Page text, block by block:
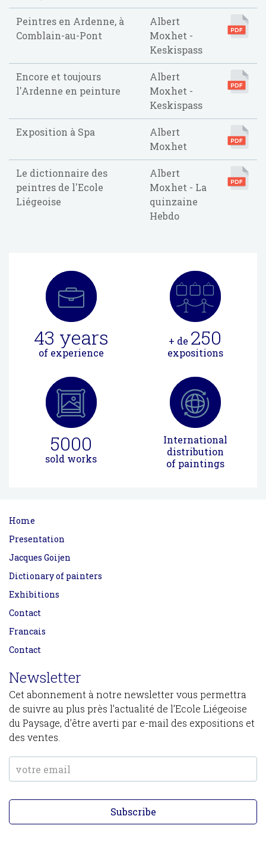
Peintres en Ardenne, à
Comblain-au-Pont
Albert
Moxhet -
Keskispass
Encore et toujours
l'Ardenne en peinture
Albert
Moxhet -
Keskispass
Exposition à Spa
Albert
Moxhet
Le dictionnaire des
peintres de l'Ecole
Liégeoise
Albert
Moxhet - La
quinzaine
Hebdo
43 years
of experience
+ de 250
expositions
5000
sold works
International
distribution
of paintings
Home
Presentation
Jacques Goijen
Dictionary of painters
Exhibitions
Contact
Francais
Contact
Newsletter
Cet abonnement à notre newsletter vous permettra
de suivre au plus près l’actualité de l’Ecole Liégeoise
du Paysage, d’être averti par e-mail des expositions et
des ventes.
Subscribe